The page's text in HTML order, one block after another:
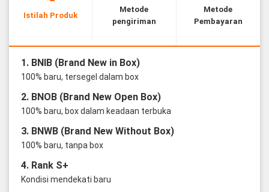
Istilah Produk
Metode
pengiriman
Metode
Pembayaran
1. BNIB (Brand New in Box)
100% baru, tersegel dalam box
2. BNOB (Brand New Open Box)
100% baru, box dalam keadaan terbuka
3. BNWB (Brand New Without Box)
100% baru, tanpa box
4. Rank S+
Kondisi mendekati baru